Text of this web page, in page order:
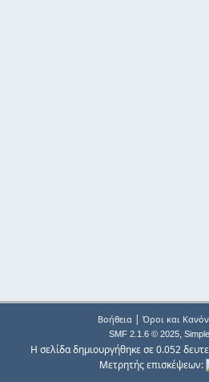
Βοήθεια| Όροι και
SMF 2.1.6 © 2025,
Η σελίδα δημιουργήθηκε σε 0.052
Μετρητής επισκέψεων: